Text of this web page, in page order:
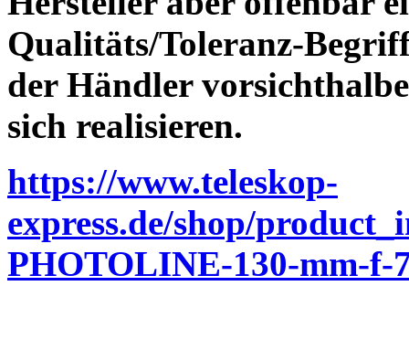
Qualitäts/Toleranz-
der Händler
sich realisieren.
https://www.teleskop-
express.de/shop/
PHOTOLINE-130-mm-f-